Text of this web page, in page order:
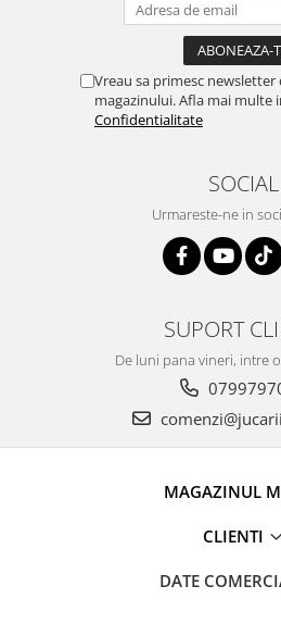
Vreau sa primesc
magazinului. Afla mai multe
Confidentialitate
SOCIAL
Urmareste-ne in
SUPORT
De luni pana vineri, intre
MAGAZINUL
CLIENTI
DATE